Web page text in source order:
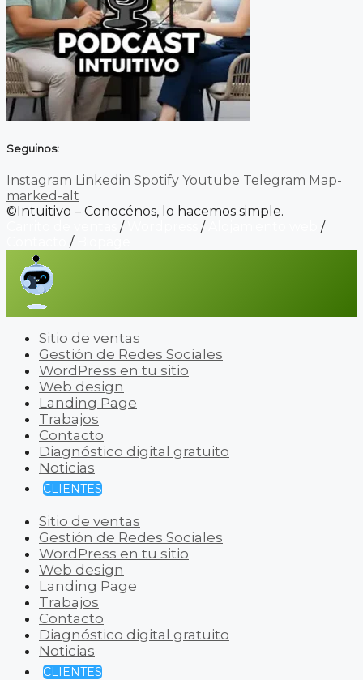
Seguinos:
Instagram Linkedin Spotify Youtube Telegram Map-
marked-alt
©Intuitivo – Conocénos, lo hacemos simple.
/ /
/
/
Sitio de ventas
Gestión de Redes Sociales
WordPress en tu sitio
Web design
Landing Page
Trabajos
Contacto
Diagnóstico digital gratuito
Noticias
CLIENTES
Sitio de ventas
Gestión de Redes Sociales
WordPress en tu sitio
Web design
Landing Page
Trabajos
Contacto
Diagnóstico digital gratuito
Noticias
CLIENTES